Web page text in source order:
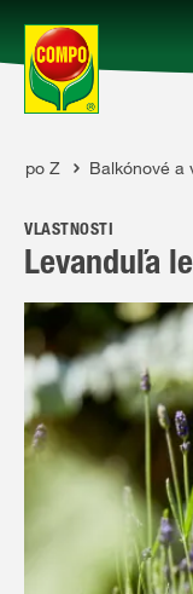
Produkty
Rady a tipy
Témy
Kde kúpiť
Spoločnosť
A po Z Balkónové a
VLASTNOSTI
Levanduľa